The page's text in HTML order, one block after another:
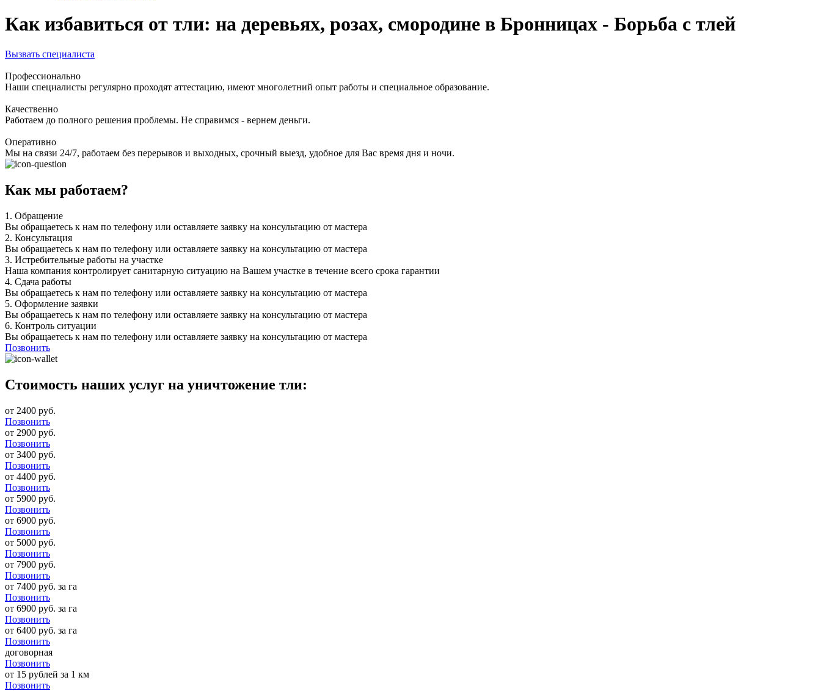
Как избавиться от тли: на деревьях, розах, смородине в Бронницах - Борьба с тлей
Вызвать специалиста
Профессионально
Наши специалисты регулярно проходят аттестацию, имеют многолетний опыт работы и специальное образование.
Качественно
Работаем до полного решения проблемы. Не справимся - вернем деньги.
Оперативно
Мы на связи 24/7, работаем без перерывов и выходных, срочный выезд, удобное для Вас время дня и ночи.
Как мы работаем?
1. Обращение
Вы обращаетесь к нам по телефону или оставляете заявку на консультацию от мастера
2. Консультация
Вы обращаетесь к нам по телефону или оставляете заявку на консультацию от мастера
3. Истребительные работы на участке
Наша компания контролирует санитарную ситуацию на Вашем участке в течение всего срока гарантии
4. Сдача работы
Вы обращаетесь к нам по телефону или оставляете заявку на консультацию от мастера
5. Оформление заявки
Вы обращаетесь к нам по телефону или оставляете заявку на консультацию от мастера
6. Контроль ситуации
Вы обращаетесь к нам по телефону или оставляете заявку на консультацию от мастера
Позвонить
Стоимость наших услуг на уничтожение тли:
от 2400 руб.
Позвонить
от 2900 руб.
Позвонить
от 3400 руб.
Позвонить
от 4400 руб.
Позвонить
от 5900 руб.
Позвонить
от 6900 руб.
Позвонить
от 5000 руб.
Позвонить
от 7900 руб.
Позвонить
от 7400 руб. за га
Позвонить
от 6900 руб. за га
Позвонить
от 6400 руб. за га
Позвонить
договорная
Позвонить
от 15 рублей за 1 км
Позвонить